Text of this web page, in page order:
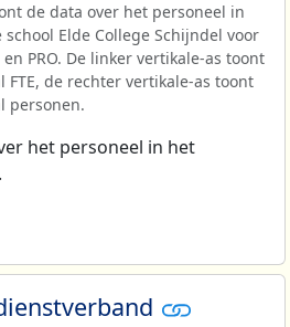
de data over het personeel in
Elde College Schijndel voor
en PRO. De linker vertikale-as toont
FTE, de rechter vertikale-as toont
personen.
het personeel in het